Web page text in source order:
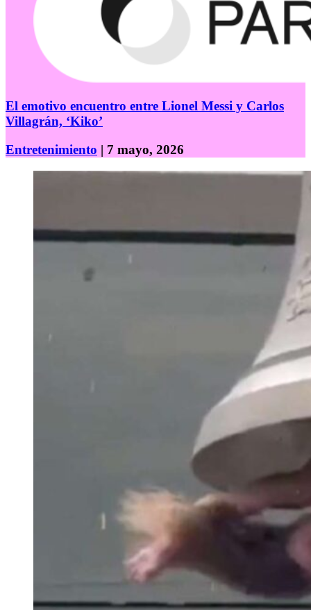
El emotivo encuentro entre Lionel Messi y Carlos
Villagrán, ‘Kiko’
Entretenimiento | 7 mayo, 2026